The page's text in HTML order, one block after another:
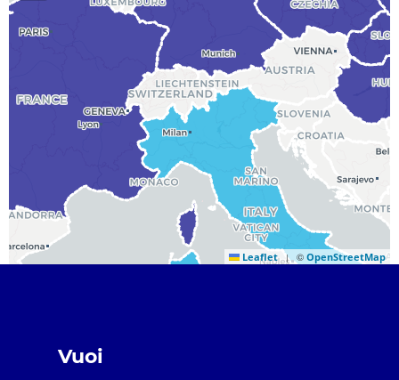
Leaflet | © OpenStreetMap
Vuoi